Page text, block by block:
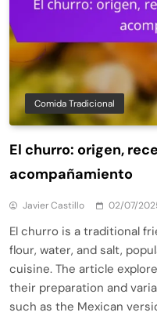
Comida Tradicional
El churro: origen,
acompañamiento
Javier Castillo 02/07/
El churro is a traditional
flour, water, and salt,
cuisine. The article
their preparation and
such as the Mexican